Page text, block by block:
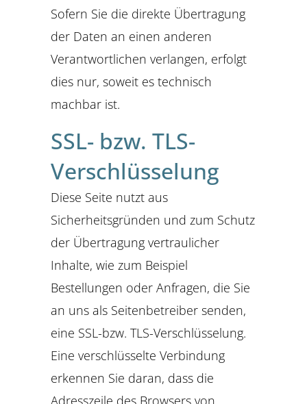
Sofern Sie die direkte Übertragung
der Daten an einen anderen
Verantwortlichen verlangen, erfolgt
dies nur, soweit es technisch
machbar ist.
SSL- bzw. TLS-
Verschlüsselung
Diese Seite nutzt aus
Sicherheitsgründen und zum Schutz
der Übertragung vertraulicher
Inhalte, wie zum Beispiel
Bestellungen oder Anfragen, die Sie
an uns als Seitenbetreiber senden,
eine SSL-bzw. TLS-Verschlüsselung.
Eine verschlüsselte Verbindung
erkennen Sie daran, dass die
Adresszeile des Browsers von